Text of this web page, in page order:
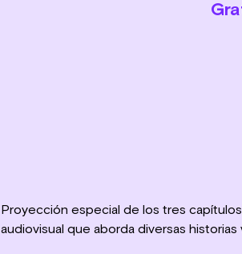
Proyección especial de los tres
audiovisual que aborda diversas